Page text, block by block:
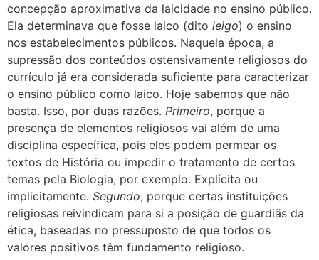
concepção aproximativa da laicidade no ensino público.
Ela determinava que fosse laico (dito leigo) o ensino
nos estabelecimentos públicos. Naquela época, a
supressão dos conteúdos ostensivamente religiosos do
currículo já era considerada suficiente para caracterizar
o ensino público como laico. Hoje sabemos que não
basta. Isso, por duas razões. Primeiro, porque a
presença de elementos religiosos vai além de uma
disciplina específica, pois eles podem permear os
textos de História ou impedir o tratamento de certos
temas pela Biologia, por exemplo. Explícita ou
implicitamente. Segundo, porque certas instituições
religiosas reivindicam para si a posição de guardiãs da
ética, baseadas no pressuposto de que todos os
valores positivos têm fundamento religioso.